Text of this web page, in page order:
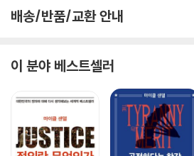
Male Imagery That Allows Aesthetic
Anti-toxic Masculinity
BTS’s Body
Epilogue: BTS and Imagining a New
배송/반품/교환 안내
이 분야 베스트셀러